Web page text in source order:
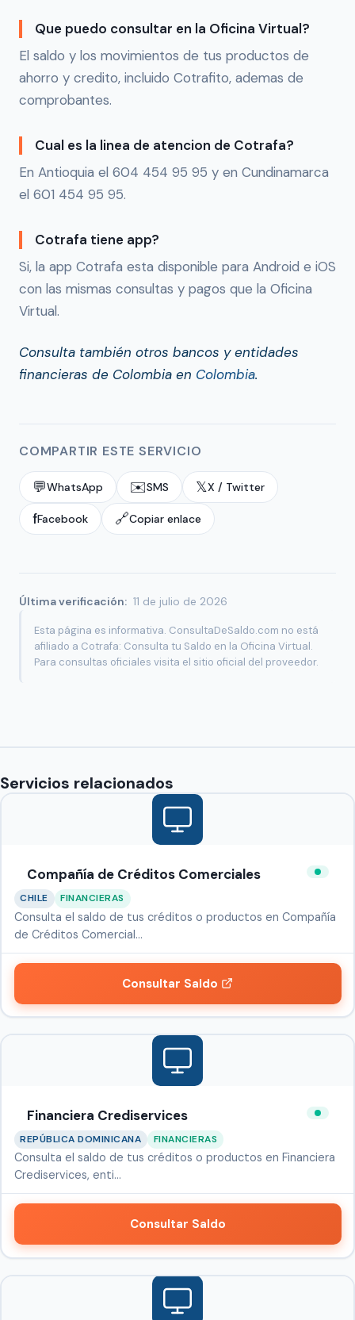
Que puedo consultar en la Oficina Virtual?
El saldo y los movimientos de tus productos de
ahorro y credito, incluido Cotrafito, ademas de
comprobantes.
Cual es la linea de atencion de Cotrafa?
En Antioquia el 604 454 95 95 y en Cundinamarca
el 601 454 95 95.
Cotrafa tiene app?
Si, la app Cotrafa esta disponible para Android e iOS
con las mismas consultas y pagos que la Oficina
Virtual.
Consulta también otros bancos y entidades
financieras de Colombia en Colombia.
COMPARTIR ESTE SERVICIO
💬WhatsApp ✉️SMS 𝕏X / Twitter
fFacebook 🔗Copiar enlace
Última verificación: 11 de julio de 2026
Esta página es informativa. ConsultaDeSaldo.com no está
afiliado a Cotrafa: Consulta tu Saldo en la Oficina Virtual.
Para consultas oficiales visita el sitio oficial del proveedor.
Servicios relacionados
Compañía de Créditos Comerciales
CHILE FINANCIERAS
Consulta el saldo de tus créditos o productos en Compañía
de Créditos Comercial…
Consultar Saldo
Financiera Crediservices
REPÚBLICA DOMINICANA FINANCIERAS
Consulta el saldo de tus créditos o productos en Financiera
Crediservices, enti…
Consultar Saldo